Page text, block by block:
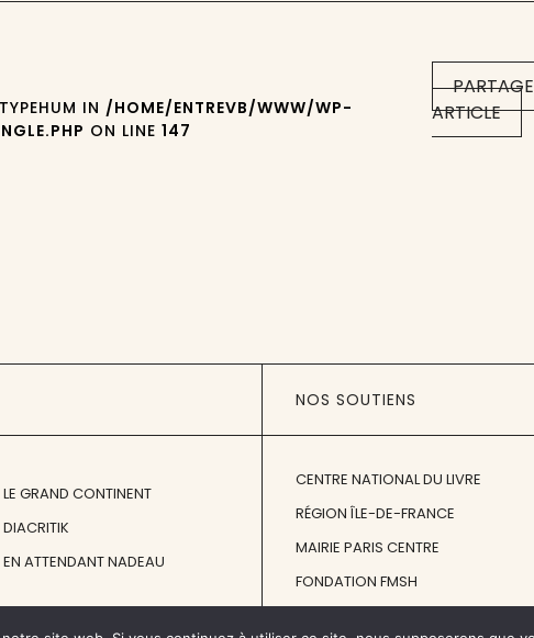
ARTICLE
IN /HOME/ENTREVB/WWW/WP-
ON LINE147
LE GRAND CONTINENT
DIACRITIK
EN ATTENDANT NADEAU
NOS SOUTIENS
CENTRE NATIONAL DU LIVRE
RÉGION ÎLE-DE-FRANCE
MAIRIE PARIS CENTRE
FONDATION FMSH